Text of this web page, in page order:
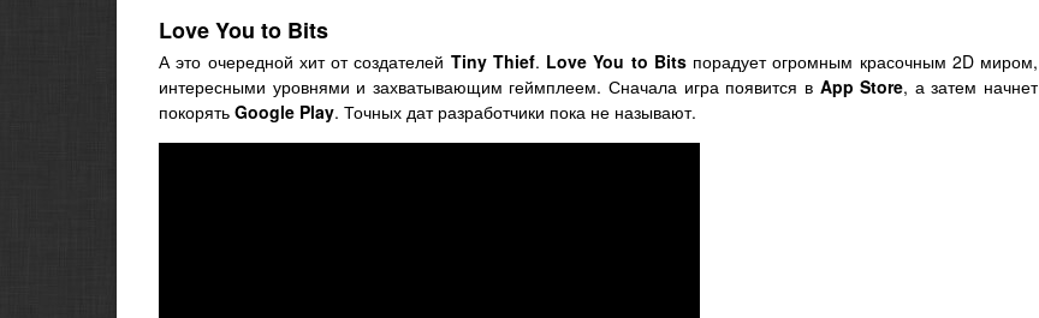
Love You to Bits
А это очередной хит от создателей Tiny Thief. Love You to Bitsпорадует огромным красочным 2D миром,
интересными уровнями и захватывающим геймплеем. Сначала игра появится в App Store, а затем начнет
покорять Google Play. Точных дат разработчики пока не называют.